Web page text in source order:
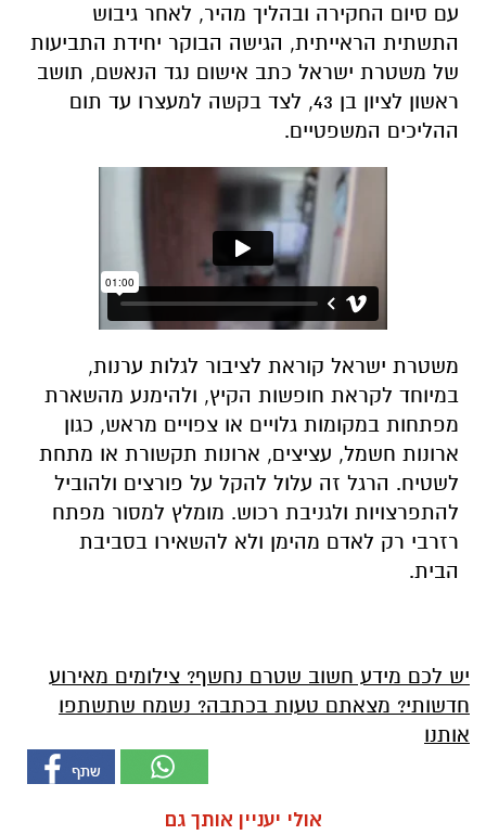
עם סיום החקירה ובהליך מהיר, לאחר גיבוש
התשתית הראייתית, הגישה הבוקר יחידת התביעות
של משטרת ישראל כתב אישום נגד הנאשם, תושב
ראשון לציון בן 43, לצד בקשה למעצרו עד תום
ההליכים המשפטיים.
משטרת ישראל קוראת לציבור לגלות ערנות,
במיוחד לקראת חופשות הקיץ, ולהימנע מהשארת
מפתחות במקומות גלויים או צפויים מראש, כגון
ארונות חשמל, עציצים, ארונות תקשורת או מתחת
לשטיח. הרגל זה עלול להקל על פורצים ולהוביל
להתפרצויות ולגניבת רכוש. מומלץ למסור מפתח
רזרבי רק לאדם מהימן ולא להשאירו בסביבת
הבית.
יש לכם מידע חשוב שטרם נחשף? צילומים מאירוע
חדשותי? מצאתם טעות בכתבה? נשמח שתשתפו
אותנו
אולי יעניין אותך גם